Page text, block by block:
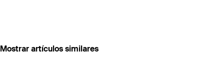
Mostrar artículos similares